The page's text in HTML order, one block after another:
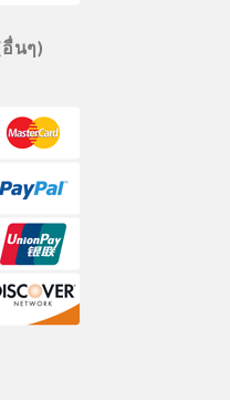
นๆ)